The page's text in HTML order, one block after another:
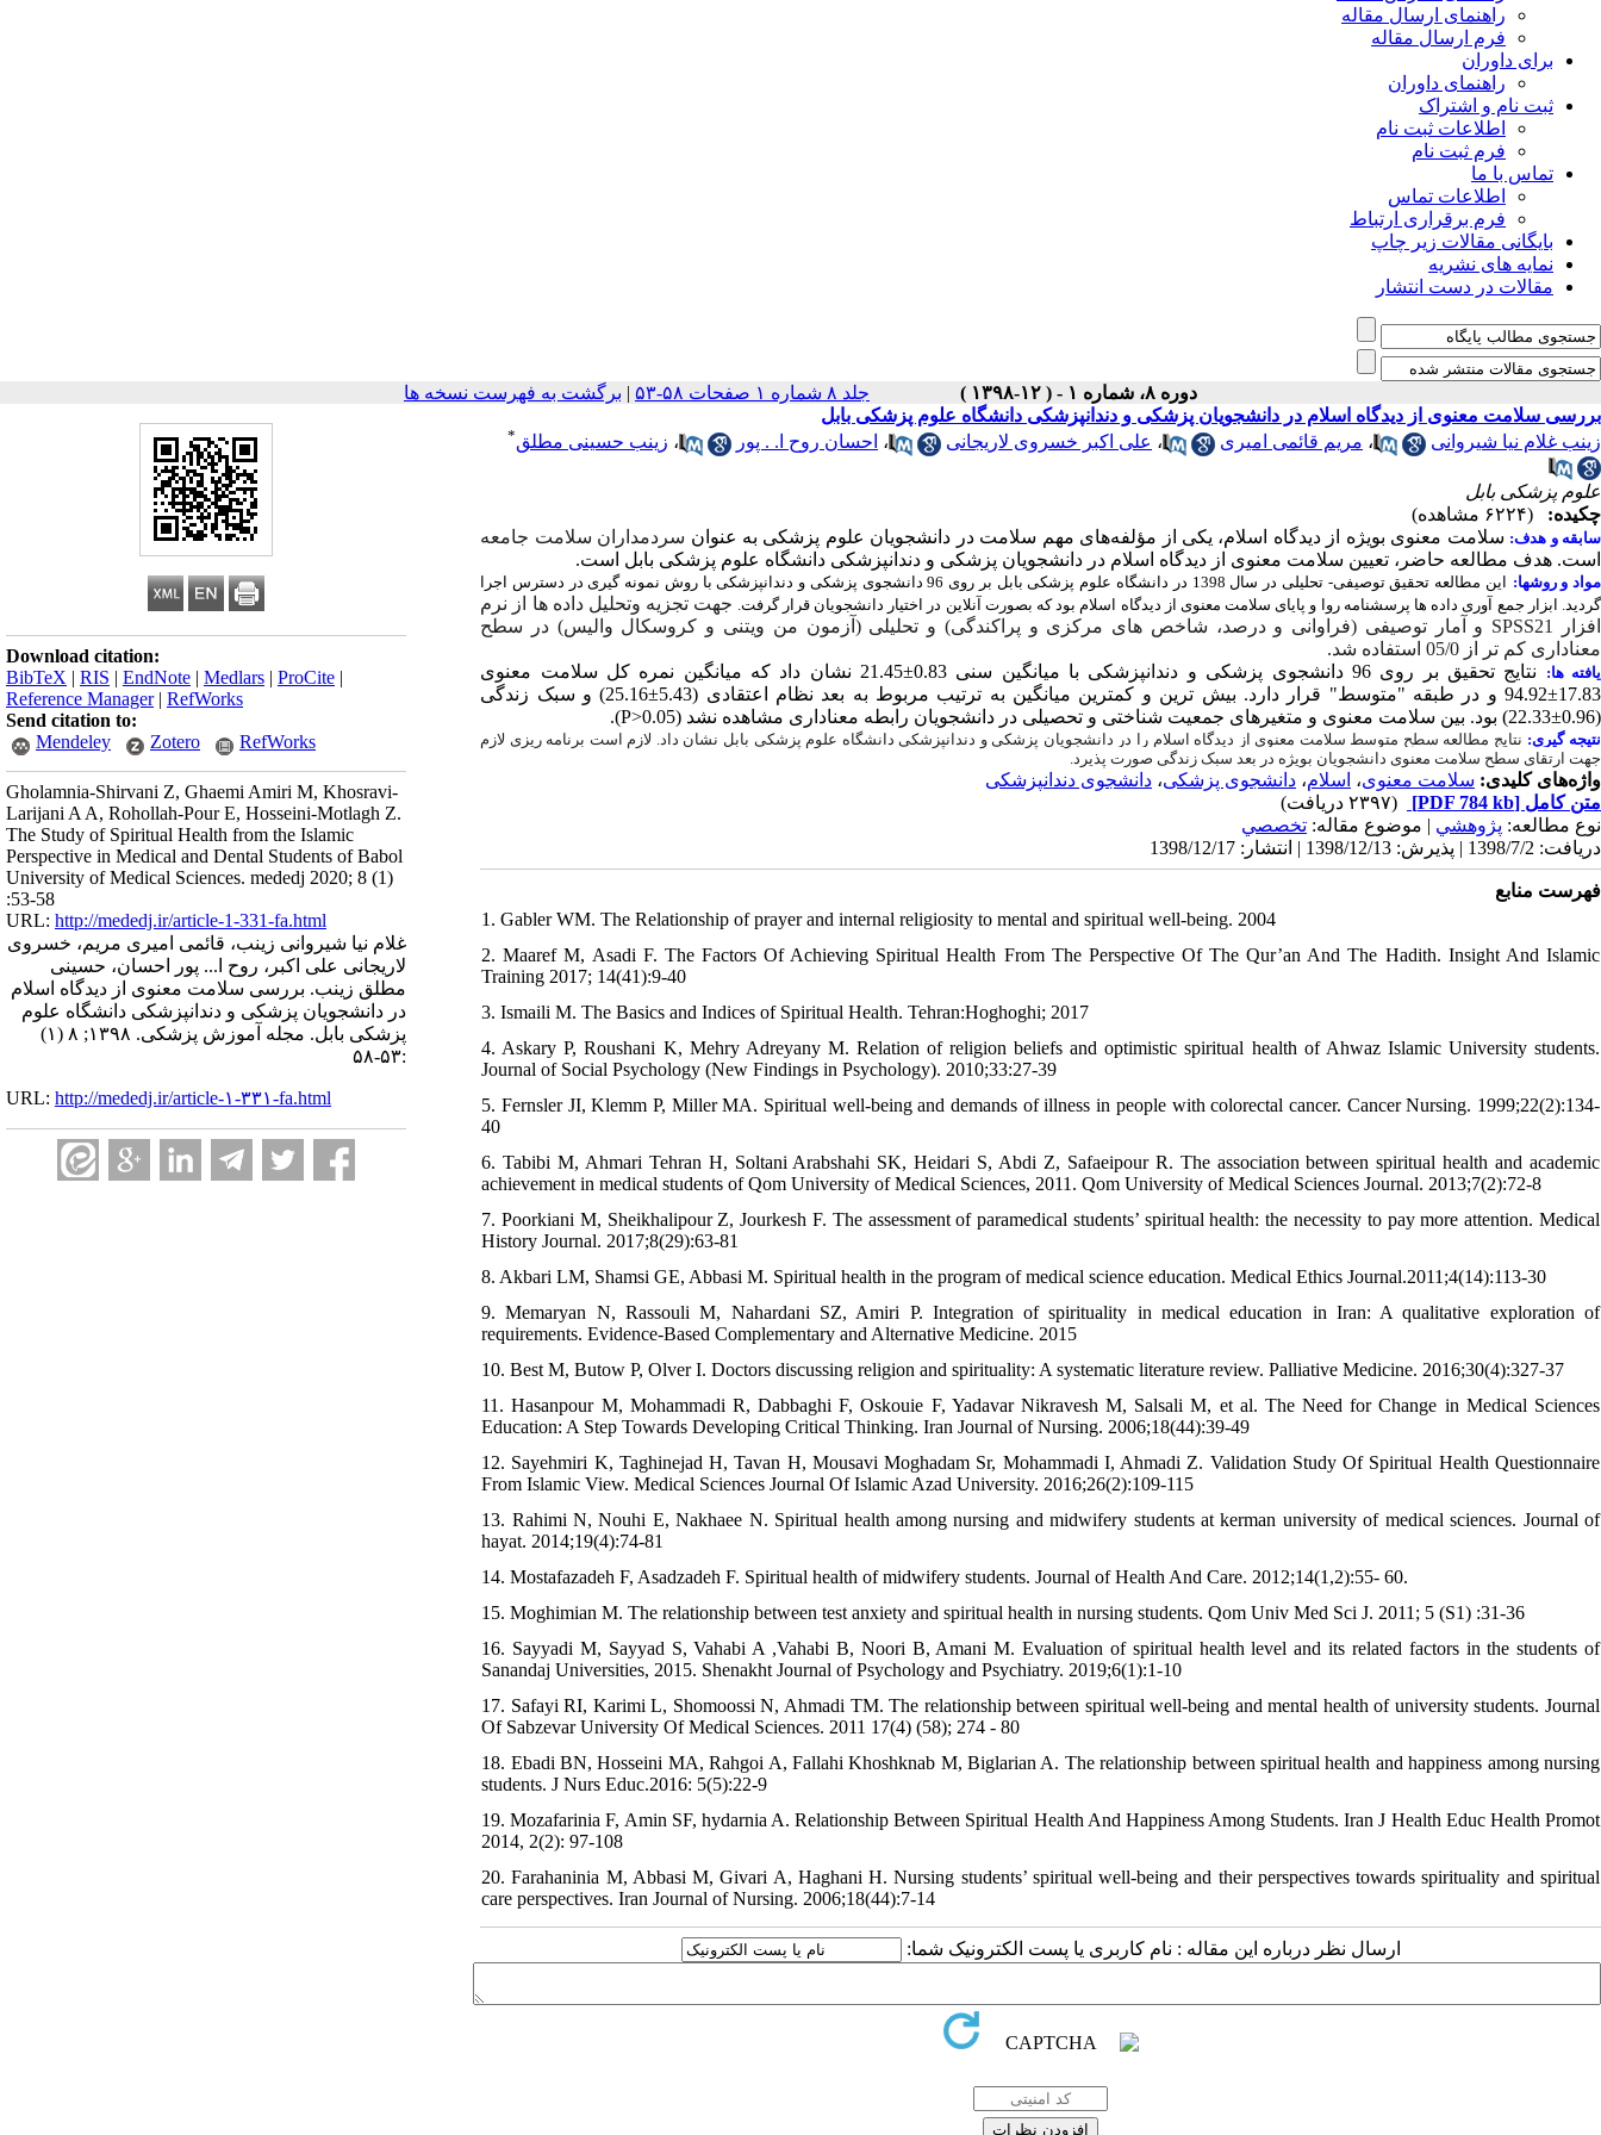
راهنمای ارسال مقاله
فرم ارسال مقاله
برای داوران
راهنمای داوران
ثبت نام و اشتراک
اطلاعات ثبت نام
فرم ثبت نام
تماس با ما
اطلاعات تماس
فرم برقراری ارتباط
بایگانی مقالات زیر چاپ
نمایه های نشریه
مقالات در دست انتشار
دوره ۸، شماره ۱ - ( ۱۲-۱۳۹۸ ) جلد ۸ شماره ۱ صفحات ۵۸-۵۳ | برگشت به فهرست نسخه ها
Download citation:
BibTeX | RIS | EndNote | Medlars | ProCite |
Reference Manager| RefWorks
Send citation to:
Mendeley
Zotero RefWorks
Gholamnia-Shirvani Z, Ghaemi Amiri M, Khosravi-
Larijani A A, Rohollah-Pour E, Hosseini-Motlagh Z.
The Study of Spiritual Health from the Islamic
Perspective in Medical and Dental Students of Babol
University of Medical Sciences. mededj 2020; 8 (1)
:53-58
URL: http://mededj.ir/article-1-331-fa.html
غلام نیا شیروانی زینب، قائمی امیری مریم، خسروی
لاریجانی علی اکبر، روح ا... پور احسان، حسینی
مطلق زینب. بررسی سلامت معنوی از دیدگاه اسلام
در دانشجویان پزشکی و دندانپزشکی دانشگاه علوم
پزشکی بابل. مجله آموزش پزشکی. ۱۳۹۸; ۸ (۱)
:۵۳-۵۸
URL: http://mededj.ir/article-۱-۳۳۱-fa.html
بررسی سلامت معنوی از دیدگاه اسلام در دانشجویان پزشکی و دندانپزشکی دانشگاه علوم پزشکی بابل
زینب غلام نیا شیروانی
، مریم قائمی امیری ، علی اکبر خسروی لاریجانی ، احسان روح ا. . پور ، زینب حسینی مطلق*
علوم پزشکی بابل
چکیده:
(۶۲۲۴ مشاهده)
سابقه و هدف: سلامت معنوی بویژه از دیدگاه اسلام، یکی از مؤلفه‌های مهم سلامت در دانشجویان علوم پزشکی به عنوان سردمداران سلامت جامعه
است. هدف مطالعه حاضر، تعیین سلامت معنوی از دیدگاه اسلام در دانشجویان پزشکی و دندانپزشکی دانشگاه علوم پزشکی بابل است.
مواد و روشها:
این مطالعه تحقیق توصیفی- تحلیلی در سال 1398 در دانشگاه علوم پزشکی بابل بر روی 96 دانشجوی پزشکی و دندانپزشکی با روش نمونه گیری در دسترس اجرا
گردید. ابزار جمع آوری داده ها پرسشنامه روا و پایای سلامت معنوی از دیدگاه اسلام بود که بصورت آنلاین در اختیار دانشجویان قرار گرفت. جهت تجزیه وتحلیل داده ها از نرم
افزار
SPSS21 و آمار توصیفی (فراوانی و درصد، شاخص های مرکزی و پراکندگی) و تحلیلی (آزمون من ویتنی و کروسکال والیس) در سطح
معناداری کم تر از 05/0 استفاده شد.
یافته ها: نتایج تحقیق بر روی 96 دانشجوی پزشکی و دندانپزشکی با میانگین سنی 21.45±0.83 نشان داد که میانگین نمره کل سلامت معنوی
94.92±17.83و در طبقه "متوسط" قرار دارد. بیش ترین و کمترین میانگین به ترتیب مربوط به بعد نظام اعتقادی (25.16±5.43) و سبک زندگی
(
22.33±0.96) بود. بین سلامت معنوی و متغیرهای جمعیت شناختی و تحصیلی در دانشجویان رابطه معناداری مشاهده نشد (P>0.05
).
نتیجه گیری: نتایج مطالعه سطح متوسط سلامت معنوی از دیدگاه اسلام را در دانشجویان پزشکی و دندانپزشکی دانشگاه علوم پزشکی بابل نشان داد. لازم است برنامه ریزی لازم
جهت ارتقای سطح سلامت معنوی دانشجویان بویژه در بعد سبک زندگی صورت پذیرد.
واژه‌های کلیدی: سلامت معنوی، اسلام، دانشجوی پزشکی، دانشجوی دندانپزشکی
متن کامل [PDF 784 kb]
(۲۳۹۷ دریافت)
نوع مطالعه: پژوهشي | موضوع مقاله: تخصصي
دریافت: 1398/7/2 | پذیرش: 1398/12/13 | انتشار: 1398/12/17
فهرست منابع
1. Gabler WM. The Relationship of prayer and internal religiosity to mental and spiritual well-being. 2004
2. Maaref M, Asadi F. The Factors Of Achieving Spiritual Health From The Perspective Of The Qur’an And The Hadith. Insight And Islamic
Training 2017; 14(41):9-40
3. Ismaili M. The Basics and Indices of Spiritual Health. Tehran:Hoghoghi; 2017
4. Askary P, Roushani K, Mehry Adreyany M. Relation of religion beliefs and optimistic spiritual health of Ahwaz Islamic University students.
Journal of Social Psychology (New Findings in Psychology). 2010;33:27-39
5. Fernsler JI, Klemm P, Miller MA. Spiritual well-being and demands of illness in people with colorectal cancer. Cancer Nursing. 1999;22(2):134-
40
6. Tabibi M, Ahmari Tehran H, Soltani Arabshahi SK, Heidari S, Abdi Z, Safaeipour R. The association between spiritual health and academic
achievement in medical students of Qom University of Medical Sciences, 2011. Qom University of Medical Sciences Journal. 2013;7(2):72-8
7. Poorkiani M, Sheikhalipour Z, Jourkesh F. The assessment of paramedical students’ spiritual health: the necessity to pay more attention. Medical
History Journal. 2017;8(29):63-81
8. Akbari LM, Shamsi GE, Abbasi M. Spiritual health in the program of medical science education. Medical Ethics Journal.2011;4(14):113-30
9. Memaryan N, Rassouli M, Nahardani SZ, Amiri P. Integration of spirituality in medical education in Iran: A qualitative exploration of
requirements. Evidence-Based Complementary and Alternative Medicine. 2015
10. Best M, Butow P, Olver I. Doctors discussing religion and spirituality: A systematic literature review. Palliative Medicine. 2016;30(4):327-37
11. Hasanpour M, Mohammadi R, Dabbaghi F, Oskouie F, Yadavar Nikravesh M, Salsali M, et al. The Need for Change in Medical Sciences
Education: A Step Towards Developing Critical Thinking. Iran Journal of Nursing. 2006;18(44):39-49
12. Sayehmiri K, Taghinejad H, Tavan H, Mousavi Moghadam Sr, Mohammadi I, Ahmadi Z. Validation Study Of Spiritual Health Questionnaire
From Islamic View. Medical Sciences Journal Of Islamic Azad University. 2016;26(2):109-115
13. Rahimi N, Nouhi E, Nakhaee N. Spiritual health among nursing and midwifery students at kerman university of medical sciences. Journal of
hayat. 2014;19(4):74-81
14. Mostafazadeh F, Asadzadeh F. Spiritual health of midwifery students. Journal of Health And Care. 2012;14(1,2):55- 60.
15. Moghimian M. The relationship between test anxiety and spiritual health in nursing students. Qom Univ Med Sci J. 2011; 5 (S1) :31-36
16. Sayyadi M, Sayyad S, Vahabi A ,Vahabi B, Noori B, Amani M. Evaluation of spiritual health level and its related factors in the students of
Sanandaj Universities, 2015. Shenakht Journal of Psychology and Psychiatry. 2019;6(1):1-10
17. Safayi RI, Karimi L, Shomoossi N, Ahmadi TM. The relationship between spiritual well-being and mental health of university students. Journal
Of Sabzevar University Of Medical Sciences. 2011 17(4) (58); 274 - 80
18. Ebadi BN, Hosseini MA, Rahgoi A, Fallahi Khoshknab M, Biglarian A. The relationship between spiritual health and happiness among nursing
students. J Nurs Educ.2016: 5(5):22-9
19. Mozafarinia F, Amin SF, hydarnia A. Relationship Between Spiritual Health And Happiness Among Students. Iran J Health Educ Health Promot
2014, 2(2): 97-108
20. Farahaninia M, Abbasi M, Givari A, Haghani H. Nursing students’ spiritual well-being and their perspectives towards spirituality and spiritual
care perspectives. Iran Journal of Nursing. 2006;18(44):7-14
ارسال نظر درباره این مقاله : نام کاربری یا پست الکترونیک شما: